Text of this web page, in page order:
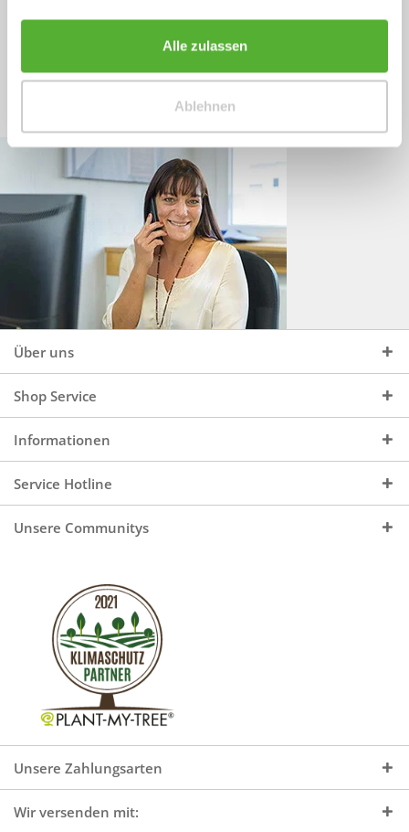
Alle zulassen
Ablehnen
+49 (0)4244 965 34 04
Mo - Do, 09:00 - 16:00 Uhr
und Fr, 09:00 - 13:00 Uhr
Über uns
Shop Service
Informationen
Service Hotline
Unsere Communitys
Unsere Zahlungsarten
Wir versenden mit: